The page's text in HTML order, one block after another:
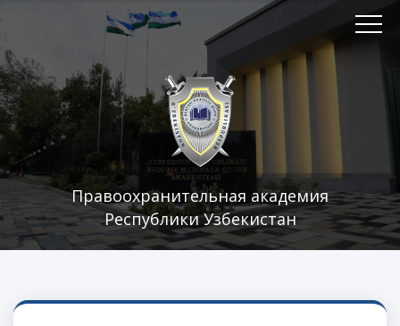
Правоохранительная академия
Республики Узбекистан